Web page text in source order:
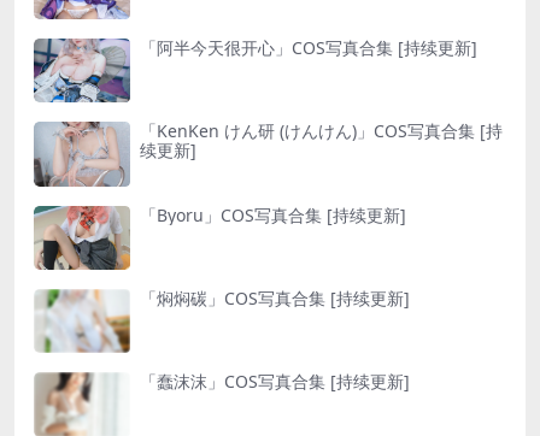
「阿半今天很开心」COS写真合集 [持续更新]
「KenKen けん研 (けんけん)」COS写真合集 [持
续更新]
「Byoru」COS写真合集 [持续更新]
「焖焖碳」COS写真合集 [持续更新]
「蠢沫沫」COS写真合集 [持续更新]